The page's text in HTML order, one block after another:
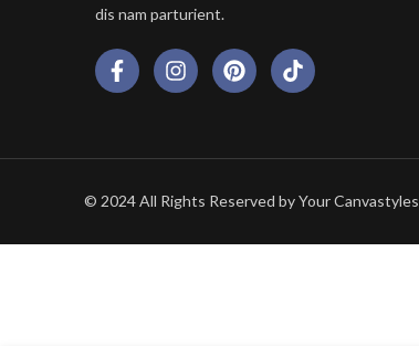
dis nam parturient.
© 2024 All Rights Reserved by Your Canvastyles